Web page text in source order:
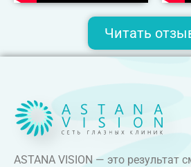
Читать
ASTANA VISION — это результат